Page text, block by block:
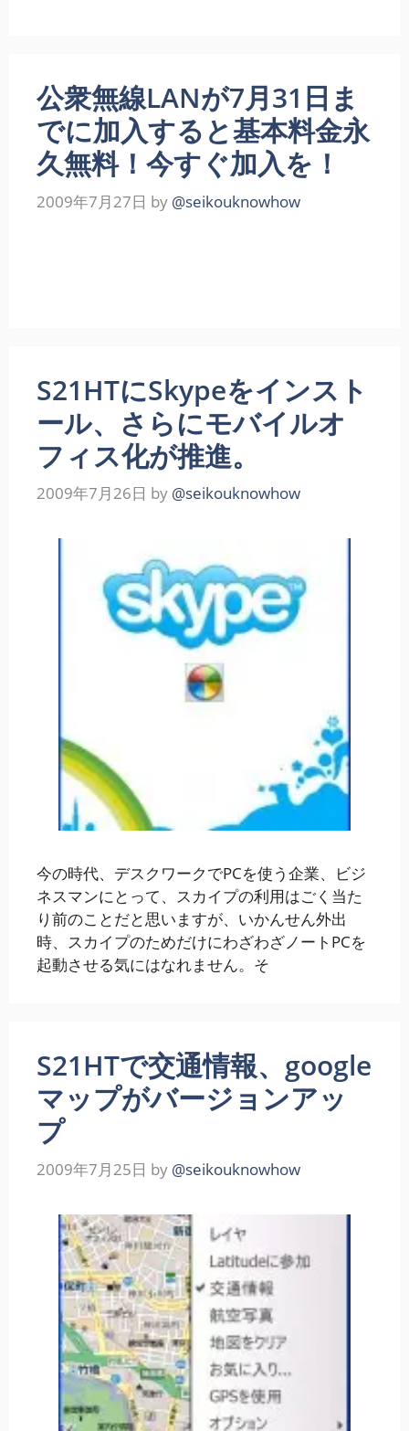
公衆無線LANが7月31日ま
でに加入すると基本料金永
久無料！今すぐ加入を！
2009年7月27日 by @seikouknowhow
S21HTにSkypeをインスト
ール、さらにモバイルオ
フィス化が推進。
2009年7月26日 by @seikouknowhow
今の時代、デスクワークでPCを使う企業、ビジ
ネスマンにとって、スカイプの利用はごく当た
り前のことだと思いますが、いかんせん外出
時、スカイプのためだけにわざわざノートPCを
起動させる気にはなれません。そ
S21HTで交通情報、google
マップがバージョンアッ
プ
2009年7月25日 by @seikouknowhow